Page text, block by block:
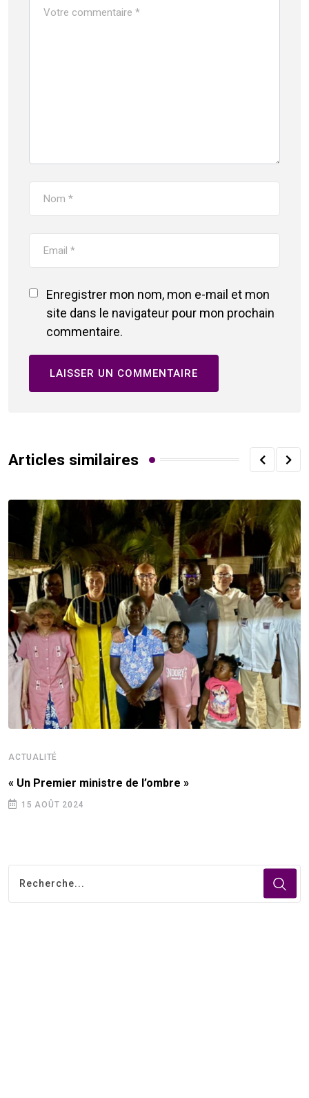
Enregistrer mon nom, mon e-mail et mon
site dans le navigateur pour mon prochain
commentaire.
Articles similaires
ACTUALITÉ
« Un Premier ministre de l’ombre »
15 AOÛT 2024